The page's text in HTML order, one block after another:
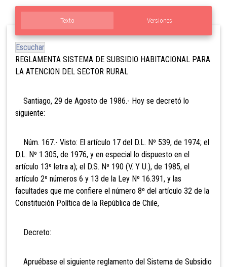
Texto Versiones
Escuchar
REGLAMENTA SISTEMA DE SUBSIDIO HABITACIONAL PARA
LA ATENCION DEL SECTOR RURAL
Santiago, 29 de Agosto de 1986.- Hoy se decretó lo
siguiente:
Núm. 167.- Visto: El artículo 17 del D.L. Nº 539, de 1974; el
D.L. Nº 1.305, de 1976, y en especial lo dispuesto en el
artículo 13º letra a); el D.S. Nº 190 (V. Y U.), de 1985, el
artículo 2º números 6 y 13 de la Ley Nº 16.391, y las
facultades que me confiere el número 8º del artículo 32 de la
Constitución Política de la República de Chile,
Decreto:
Apruébase el siguiente reglamento del Sistema de Subsidio